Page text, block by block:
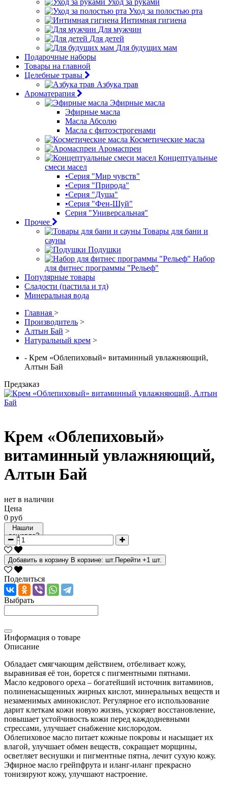
Уход за руками
Уход за полостью рта
Интимная гигиена
Для мужчин
Для детей
Для будущих мам
Подарочные наборы
Товары на главной
Целебные травы
Азбука трав
Ароматерапия
Эфирные масла
Эфирные масла
Масла Абсолю
Масла с фитоэстрогенами
Косметические масла
Аромаспреи
Концептуальные
смеси масел
•Серия "Мир чувств"
•Серия "Природа"
•Серия "Душа"
•Серия "Фен-Шуй"
Серия "Универсальная"
Прочее
Товары для бани и
сауны
Подушки
Набор
для фитнес программы "Рельеф"
Популярные товары
Сладости (пастила и тд)
Минеральная вода
Главная >
Производитель >
Алтын Бай >
Натуральный крем >
- Крем «Облепиховый» витаминный увлажняющий,
Алтын Бай
Предзаказ
Крем «Облепиховый»
витаминный увлажняющий,
Алтын Бай
нет в наличии
Цена
0 руб
Нашли
дешевле?
Добавить в корзину В корзине: шт. Перейти +1 шт.
Поделиться
Выбрать
Информация о товаре
Описание
Обладает смягчающим действием, отбеливает кожу,
выравнивая её тон, борется с пигментными пятнами.
Масло кедрового ореха – богатейший источник витаминов,
полиненасыщенных жирных кислот, минеральных веществ и
незаменимых аминокислот. Регулярное его использование
дарит клеткам кожи новую жизнь, ускоряет восстановление,
повышает устойчивость кожи перед каждодневными
стрессами, улучшает снабжение кислородом.
Облепиховое масло питает кожные покровы и насыщает их
влагой, улучшает обмен веществ, сокращает морщины,
осветляет веснушки и пигментные пятна, лечит сухую кожу.
Эфирное масло грейпфрута и иланг-иланг прекрасно
тонизируют кожу, улучшают настроение.